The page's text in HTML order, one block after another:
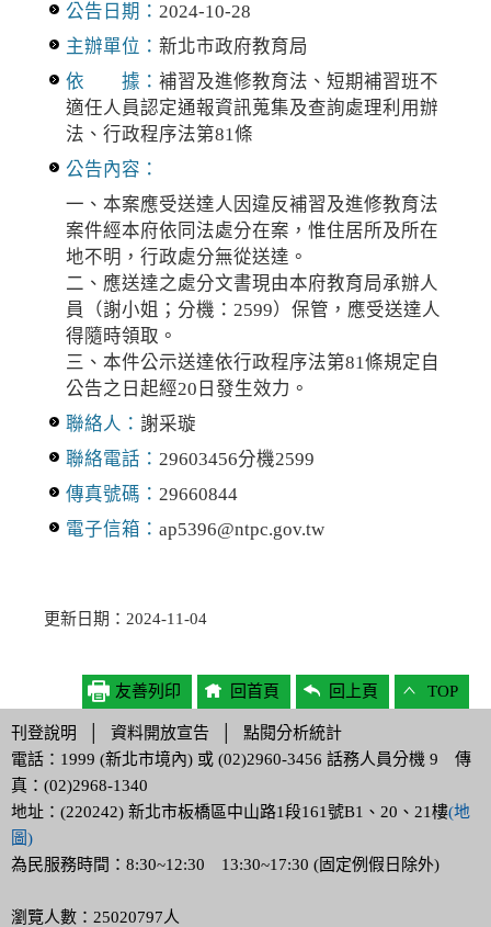
公告日期： 2024-10-28
主辦單位： 新北市政府教育局
依 據： 補習及進修教育法、短期補習班不
適任人員認定通報資訊蒐集及查詢處理利用辦
法、行政程序法第81條
公告內容：
一、本案應受送達人因違反補習及進修教育法
案件經本府依同法處分在案，惟住居所及所在
地不明，行政處分無從送達。
二、應送達之處分文書現由本府教育局承辦人
員（謝小姐；分機：2599）保管，應受送達人
得隨時領取。
三、本件公示送達依行政程序法第81條規定自
公告之日起經20日發生效力。
聯絡人： 謝采璇
聯絡電話： 29603456分機2599
傳真號碼： 29660844
電子信箱： ap5396@ntpc.gov.tw
更新日期：2024-11-04
友善列印 回首頁 回上頁 TOP
刊登說明 資料開放宣告
點閱分析統計
電話：1999 (新北市境內) 或 (02)2960-3456 話務人員分機 9 傳
真：(02)2968-1340
地址：(220242) 新北市板橋區中山路1段161號B1、20、21樓(地
圖)
為民服務時間：8:30~12:30 13:30~17:30 (固定例假日除外)
瀏覽人數：25020797人